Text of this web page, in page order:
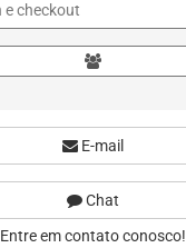
E-mail
Chat
Entre em contato conosco!